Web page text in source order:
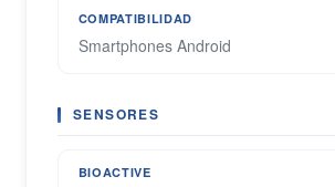
COMPATIBILIDAD
Smartphones Android
SENSORES
BIOACTIVE